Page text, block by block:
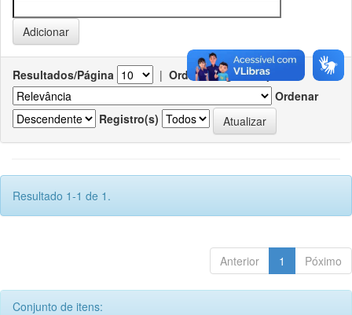
Resultados/Página | Ordenar registros por
Ordenar
Registro(s)
Resultado 1-1 de 1.
Anterior 1 Póximo
Conjunto de itens: